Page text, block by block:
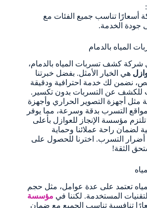
:
أسعارًا تناسب جميع الفئات مع
جودة الخدمة.
المياه بالدمام
كشف تسربات المياه بالدمام،
هي الخيار الأمثل. بفضل خبرتنا
نضمن لك خدمة احترافية ودقيقة
للكشف عن التسربات بدون تكسير.
مثل أجهزة التصوير الحراري وأجهزة
التسرب بدقة وسرعة، مما يوفر
مؤسسة الإنجاز للعوازل بأعلى
لضمان راحة عملائنا وحماية
أضرار التسرب. اخترنا للحصول على
الثقة!
تعتمد على عدة عوامل، مثل حجم
المستخدمة. لكننا في مؤسسة
تنافسية تناسب الجميع مع ضمان